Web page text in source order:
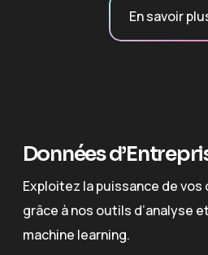
En savoir
Données
Exploitez la puissance de vos
grâce à nos outils d’analyse
machine learning.